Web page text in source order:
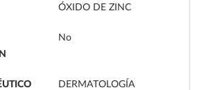
ÓXIDO DE ZINC
No
DERMATOLOGÍA